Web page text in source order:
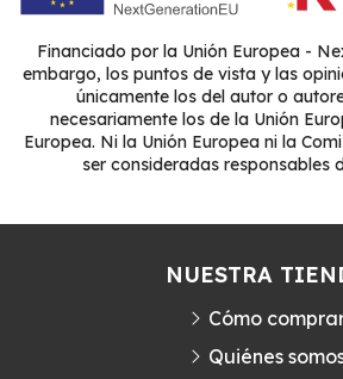
Financiado por la Unión Europea -
embargo, los puntos de vista y las
únicamente los del autor o
necesariamente los de la Unión
Europea. Ni la Unión Europea ni la
ser consideradas responsables
NUESTRA
Cómo
Quiénes